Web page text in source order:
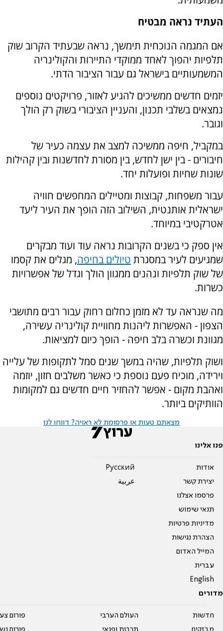
העתיד נראה מבטיח
אם המגמה הנוכחית תימשך, נראה שבעתיד הקרוב שוק
תלפיות יהפוך לאחד ממוקדי התיירות והקולינריה
המשמעותיים בישראל גם עבור הציבור הדתי.
יזמים חדשים ממשיכים להגיע לאזור, פרויקטים נוספים
נמצאים בשלבי תכנון, והעניין הציבורי בשוק רק הולך
וגובר.
במקביל, חיפה ממשיכה למצב את עצמה כעיר של
חיבורים - בין ישן לחדש, בין מסורת לחדשנות ובין קהילות
שונות שחיות ופועלות יחד.
עבור משפחות, קבוצות ומטיילים המחפשים חוויה
ישראלית אותנטית, השילוב הזה הופך את העיר ליעד
אטרקטיבי במיוחד.
אין ספק כי בשנים הקרובות נראה עוד ועוד מבקרים
שמגיעים לעיר במסגרת טיולים בחיפה, מגלים את קסמו
של שוק תלפיות ונהנים ממגוון הולך וגדל של אפשרויות
כשרות.
מה שנראה עד לא מזמן כחלום רחוק עבור רבים מתושבי
הצפון - האפשרות ליהנות מחוויית קולינריה עשירה,
מגוונת וכשרה בלב חיפה - הופך כיום למציאות.
ושוק תלפיות, שהיה במשך שנים סמל לתקופות של עלייה
וירידה, מוכיח פעם נוספת כי כאשר משלבים חזון, יוזמה
ואהבת מקום - אפשר להחזיר חיים חדשים גם למקומות
הוותיקים ביותר.
מצאתם טעות או פרסומת לא ראויה? דווחו לנו
פנו אלינו
אודות
יצירת קשר
פרסמו אצלנו
תנאי שימוש
מדיניות פרטיות
הצהרת נגישות
המייל האדום
עברית
English
Pусский
عربية
מדורים
חדשות
העולם הערבי
פורום